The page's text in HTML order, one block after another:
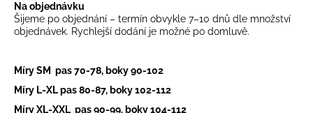
Na objednávku
Šijeme po objednání – termín obvykle 7–10 dnů dle množství
objednávek. Rychlejší dodání je možné po domluvě.
Míry SM pas 70-78, boky 90-102
Míry L-XL pas 80-87, boky 102-112
Míry XL-XXL pas 90-99, boky 104-112